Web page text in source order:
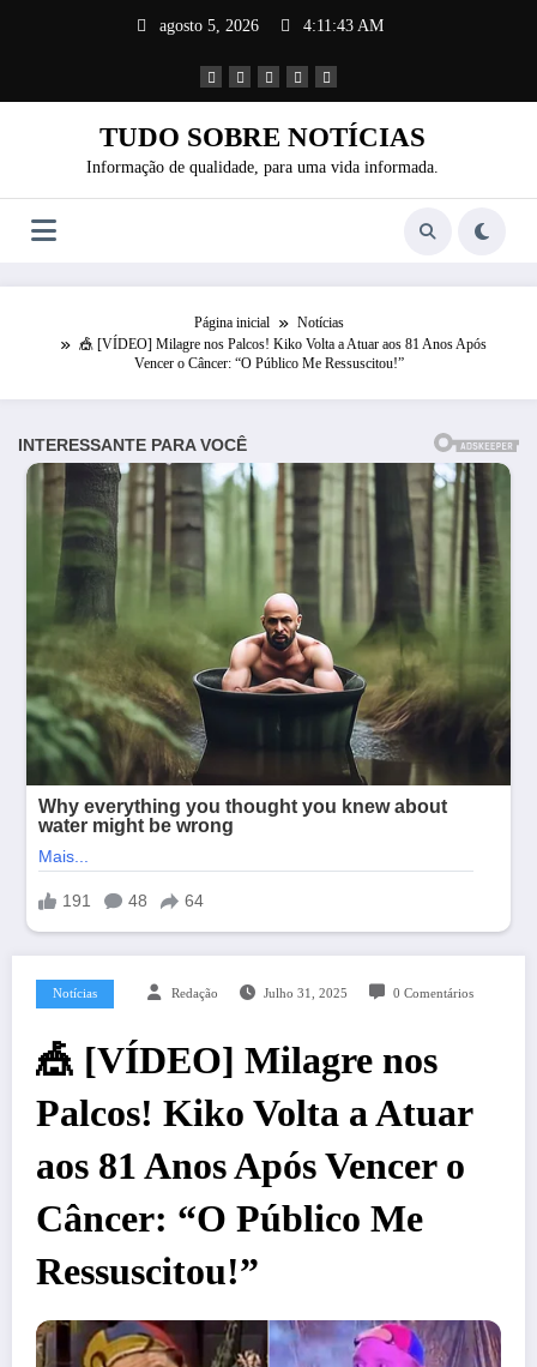
agosto 5, 2026 4:11:46 AM
TUDO SOBRE NOTÍCIAS
Informação de qualidade, para uma vida informada.
Página inicial
Notícias
🎪 [VÍDEO] Milagre nos Palcos! Kiko Volta a Atuar aos 81 Anos Após
Vencer o Câncer: “O Público Me Ressuscitou!”
Notícias Redação Julho 31, 2025 0 Comentários
🎪 [VÍDEO] Milagre nos
Palcos! Kiko Volta a Atuar
aos 81 Anos Após Vencer o
Câncer: “O Público Me
Ressuscitou!”